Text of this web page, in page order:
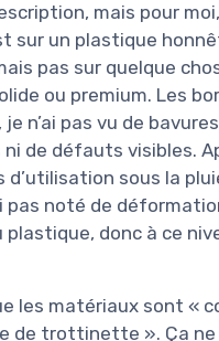
mais pour
sur un plastique
pas sur quelque
ou premium. Les
n’ai pas vu de
de défauts visibles.
d’utilisation sous la
pas noté de
donc à ce
les matériaux sont «
de trottinette ». Ça ne